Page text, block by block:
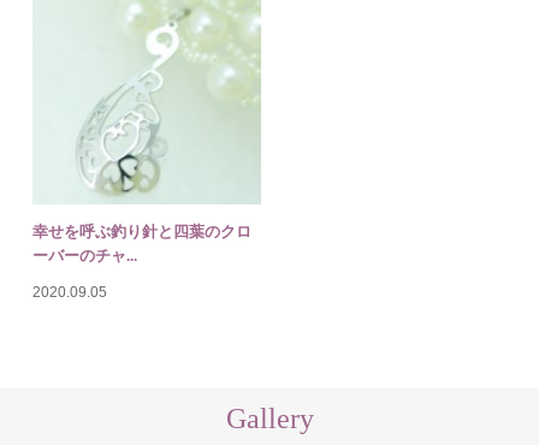
幸せを呼ぶ釣り針と四葉のクロ
ーバーのチャ...
2020.09.05
Gallery